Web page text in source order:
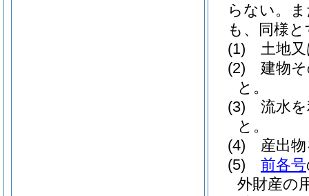
らない。
も、同様
(1)
土地
(2)
建物
と。
(3)
流水
と。
(4)
産出
(5)
前各号
外財産の